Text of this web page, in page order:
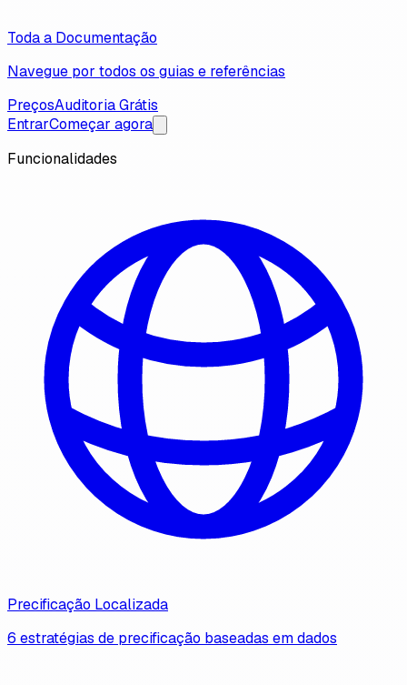
Toda a Documentação
Navegue por todos os guias e referências
PreçosAuditoria Grátis
EntrarComeçar agora
Funcionalidades
Precificação Localizada
6 estratégias de precificação baseadas em dados